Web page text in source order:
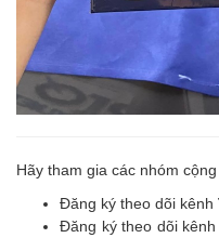
Hãy tham gia các nhóm
Đăng ký theo dõi kênh
Đăng ký theo dõi kênh